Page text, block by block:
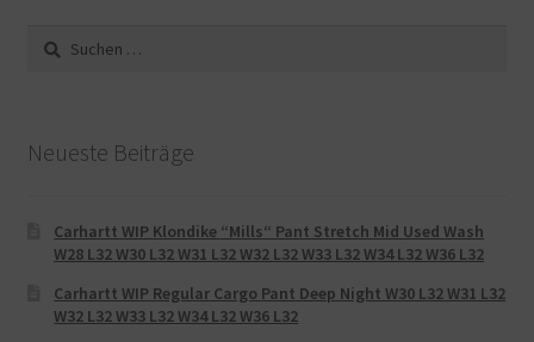
Suche
nach:
Neueste Beiträge
Carhartt WIP Klondike “Mills“ Pant Stretch Mid Used Wash
W28 L32 W30 L32 W31 L32 W32 L32 W33 L32 W34 L32 W36 L32
Carhartt WIP Regular Cargo Pant Deep Night W30 L32 W31 L32
W32 L32 W33 L32 W34 L32 W36 L32